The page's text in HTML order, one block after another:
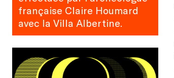
française Claire Houmard
avec la Villa Albertine.